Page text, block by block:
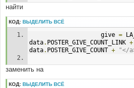
найти
КОД: ВЫДЕЛИТЬ ВСЁ
                    give
=
data. POSTER_GIVE_COUNT_LINK +
data. POSTER_GIVE_COUNT + "</
заменить на
КОД: ВЫДЕЛИТЬ ВСЁ